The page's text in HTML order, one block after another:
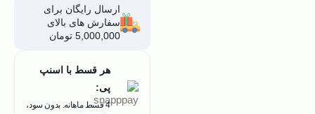
ارسال رایگان برای
سفارش های بالای
5,000,000 تومان
هر قسط با اسنپ
پی:
4 قسط ماهانه. بدون سود،